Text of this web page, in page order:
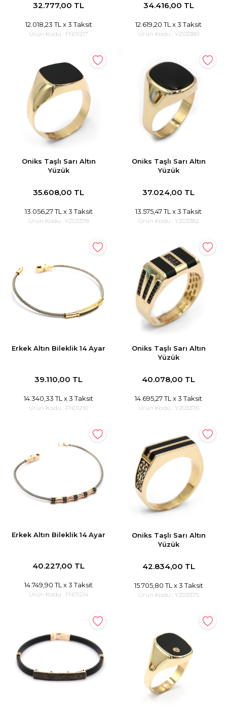
32.777,00 TL
12.018,23 TL x 3 Taksit
Ürün Kodu : FN01217
34.416,00 TL
12.619,20 TL x 3 Taksit
Ürün Kodu : YZ03380
Oniks Taşlı Sarı Altın
Yüzük
35.608,00 TL
13.056,27 TL x 3 Taksit
Ürün Kodu : YZ03378
Oniks Taşlı Sarı Altın
Yüzük
37.024,00 TL
13.575,47 TL x 3 Taksit
Ürün Kodu : YZ03382
Erkek Altın Bileklik 14 Ayar
39.110,00 TL
14.340,33 TL x 3 Taksit
Ürün Kodu : FN01216
Oniks Taşlı Sarı Altın
Yüzük
40.078,00 TL
14.695,27 TL x 3 Taksit
Ürün Kodu : YZ03376
Erkek Altın Bileklik 14 Ayar
40.227,00 TL
14.749,90 TLx 3 Taksit
Ürün Kodu : FN01214
Oniks Taşlı Sarı Altın
Yüzük
42.834,00 TL
15.705,80 TL x 3 Taksit
Ürün Kodu : YZ03375